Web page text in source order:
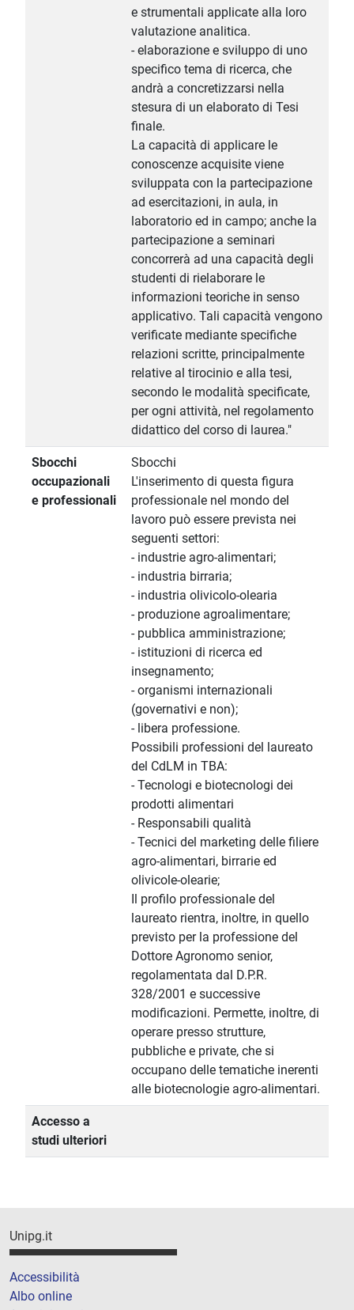
e strumentali applicate alla loro
valutazione analitica.
- elaborazione e sviluppo di uno
specifico tema di ricerca, che
andrà a concretizzarsi nella
stesura di un elaborato di Tesi
finale.
La capacità di applicare le
conoscenze acquisite viene
sviluppata con la partecipazione
ad esercitazioni, in aula, in
laboratorio ed in campo; anche la
partecipazione a seminari
concorrerà ad una capacità degli
studenti di rielaborare le
informazioni teoriche in senso
applicativo. Tali capacità vengono
verificate mediante specifiche
relazioni scritte, principalmente
relative al tirocinio e alla tesi,
secondo le modalità specificate,
per ogni attività, nel regolamento
didattico del corso di laurea."
Sbocchi
occupazionali
e professionali
Sbocchi
L'inserimento di questa figura
professionale nel mondo del
lavoro può essere prevista nei
seguenti settori:
- industrie agro-alimentari;
- industria birraria;
- industria olivicolo-olearia
- produzione agroalimentare;
- pubblica amministrazione;
- istituzioni di ricerca ed
insegnamento;
- organismi internazionali
(governativi e non);
- libera professione.
Possibili professioni del laureato
del CdLM in TBA:
- Tecnologi e biotecnologi dei
prodotti alimentari
- Responsabili qualità
- Tecnici del marketing delle filiere
agro-alimentari, birrarie ed
olivicole-olearie;
Il profilo professionale del
laureato rientra, inoltre, in quello
previsto per la professione del
Dottore Agronomo senior,
regolamentata dal D.P.R.
328/2001 e successive
modificazioni. Permette, inoltre, di
operare presso strutture,
pubbliche e private, che si
occupano delle tematiche inerenti
alle biotecnologie agro-alimentari.
Accesso a
studi ulteriori
Unipg.it
Accessibilità
Albo online